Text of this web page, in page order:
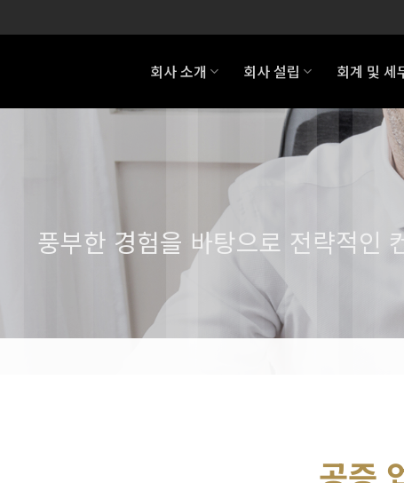
회사 소개 회사 설립 회계 및 세
풍부한 경험을 바탕으로 전략적인